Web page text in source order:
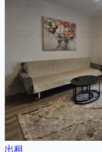
出租